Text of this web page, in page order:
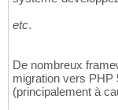
etc.
De nombreux
migration vers PHP
(principalement à